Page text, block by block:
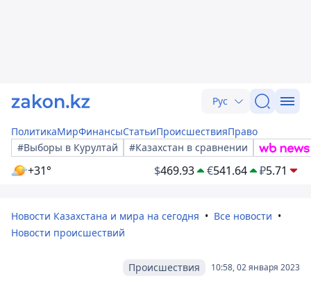
Рус
ПолитикаМирФинансыСтатьиПроисшествияПраво
#Выборы в Курултай
#Казахстан в сравнении
+31° $469.93 €541.64 ₽5.71
Новости Казахстана и мира на сегодня
Все новости
Новости происшествий
10:58, 02 января 2023
Происшествия